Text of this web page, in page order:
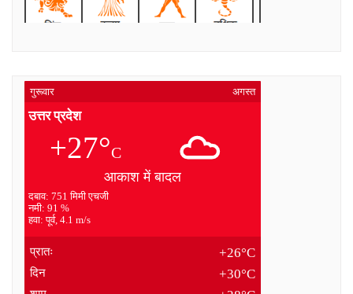
गुरूवार अगस्त
उत्तर प्रदेश
+27°C
आकाश में बादल
दबाव: 751 मिमी एचजी
नमी: 91 %
हवा: पूर्व, 4.1 m/s
प्रातः +26°C
दिन +30°C